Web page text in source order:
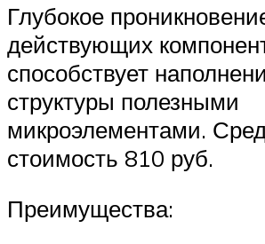
Глубокое
действующих
способствует
структуры полезными
микроэлементами.
стоимость 810 руб.
Преимущества: